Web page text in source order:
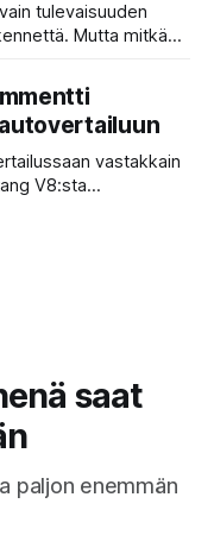
tulevaisuuden
Mutta mitkä
sopii
tarjontaan ja
vastakkain
V8:sta
KaaraTV otti lehden
saat
paljon enemmän